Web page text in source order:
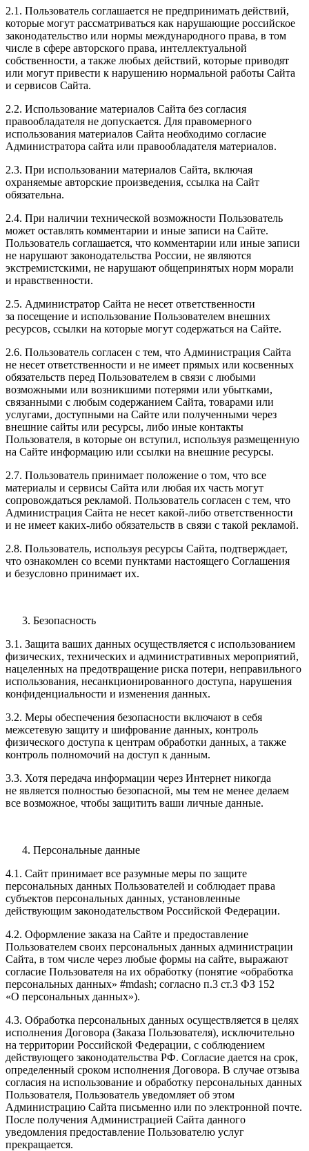
2.1. Пользователь соглашается не предпринимать действий,
которые могут рассматриваться как нарушающие российское
законодательство или нормы международного права, в том
числе в сфере авторского права, интеллектуальной
собственности, а также любых действий, которые приводят
или могут привести к нарушению нормальной работы Сайта
и сервисов Сайта.
2.2. Использование материалов Сайта без согласия
правообладателя не допускается. Для правомерного
использования материалов Сайта необходимо согласие
Администратора сайта или правообладателя материалов.
2.3. При использовании материалов Сайта, включая
охраняемые авторские произведения, ссылка на Сайт
обязательна.
2.4. При наличии технической возможности Пользователь
может оставлять комментарии и иные записи на Сайте.
Пользователь соглашается, что комментарии или иные записи
не нарушают законодательства России, не являются
экстремистскими, не нарушают общепринятых норм морали
и нравственности.
2.5. Администратор Сайта не несет ответственности
за посещение и использование Пользователем внешних
ресурсов, ссылки на которые могут содержаться на Сайте.
2.6. Пользователь согласен с тем, что Администрация Сайта
не несет ответственности и не имеет прямых или косвенных
обязательств перед Пользователем в связи с любыми
возможными или возникшими потерями или убытками,
связанными с любым содержанием Сайта, товарами или
услугами, доступными на Сайте или полученными через
внешние сайты или ресурсы, либо иные контакты
Пользователя, в которые он вступил, используя размещенную
на Сайте информацию или ссылки на внешние ресурсы.
2.7. Пользователь принимает положение о том, что все
материалы и сервисы Сайта или любая их часть могут
сопровождаться рекламой. Пользователь согласен с тем, что
Администрация Сайта не несет какой-либо ответственности
и не имеет каких-либо обязательств в связи с такой рекламой.
2.8. Пользователь, используя ресурсы Сайта, подтверждает,
что ознакомлен со всеми пунктами настоящего Соглашения
и безусловно принимает их.
Безопасность
3.1. Защита ваших данных осуществляется с использованием
физических, технических и административных мероприятий,
нацеленных на предотвращение риска потери, неправильного
использования, несанкционированного доступа, нарушения
конфиденциальности и изменения данных.
3.2. Меры обеспечения безопасности включают в себя
межсетевую защиту и шифрование данных, контроль
физического доступа к центрам обработки данных, а также
контроль полномочий на доступ к данным.
3.3. Хотя передача информации через Интернет никогда
не является полностью безопасной, мы тем не менее делаем
все возможное, чтобы защитить ваши личные данные.
Персональные данные
4.1. Сайт принимает все разумные меры по защите
персональных данных Пользователей и соблюдает права
субъектов персональных данных, установленные
действующим законодательством Российской Федерации.
4.2. Оформление заказа на Сайте и предоставление
Пользователем своих персональных данных администрации
Сайта, в том числе через любые формы на сайте, выражают
согласие Пользователя на их обработку (понятие «обработка
персональных данных» #mdash; согласно п.3 ст.3 ФЗ 152
«О персональных данных»).
4.3. Обработка персональных данных осуществляется в целях
исполнения Договора (Заказа Пользователя), исключительно
на территории Российской Федерации, с соблюдением
действующего законодательства РФ. Согласие дается на срок,
определенный сроком исполнения Договора. В случае отзыва
согласия на использование и обработку персональных данных
Пользователя, Пользователь уведомляет об этом
Администрацию Сайта письменно или по электронной почте.
После получения Администрацией Сайта данного
уведомления предоставление Пользователю услуг
прекращается.